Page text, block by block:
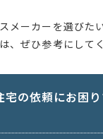
メーカーを選びた
、ぜひ参考にして
宅の依頼にお困